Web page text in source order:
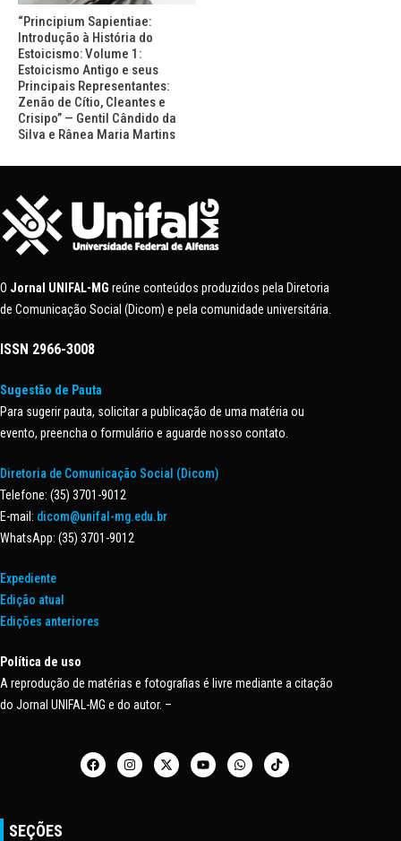
“Principium Sapientiae:
Introdução à História do
Estoicismo: Volume 1:
Estoicismo Antigo e seus
Principais Representantes:
Zenão de Cítio, Cleantes e
Crisipo” — Gentil Cândido da
Silva e Rânea Maria Martins
O Jornal UNIFAL-MG reúne conteúdos produzidos pela Diretoria
de Comunicação Social (Dicom) e pela comunidade universitária.
ISSN 2966-3008
Sugestão de Pauta
Para sugerir pauta, solicitar a publicação de uma matéria ou
evento, preencha o formulário e aguarde nosso contato.
Diretoria de Comunicação Social (Dicom)
Telefone: (35) 3701-9012
E-mail: dicom@unifal-mg.edu.br
WhatsApp: (35) 3701-9012
Expediente
Edição atual
Edições anteriores
Política de uso
A reprodução de matérias e fotografias é livre mediante a citação
do Jornal UNIFAL-MG e do autor. –
SEÇÕES